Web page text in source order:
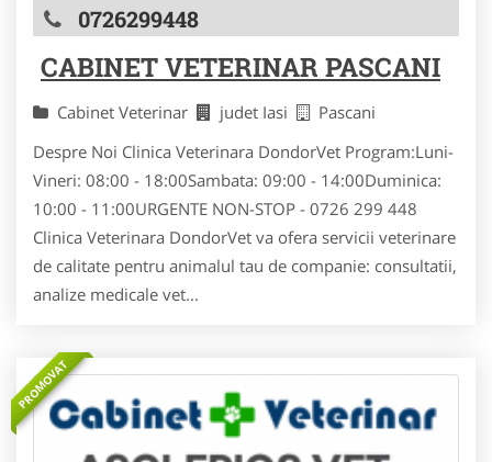
0726299448
CABINET VETERINAR PASCANI
Cabinet Veterinar judet Iasi
Pascani
Despre Noi Clinica Veterinara DondorVet Program:Luni-
Vineri: 08:00 - 18:00Sambata: 09:00 - 14:00Duminica:
10:00 - 11:00URGENTE NON-STOP - 0726 299 448
Clinica Veterinara DondorVet va ofera servicii veterinare
de calitate pentru animalul tau de companie: consultatii,
analize medicale vet...
PROMOVAT